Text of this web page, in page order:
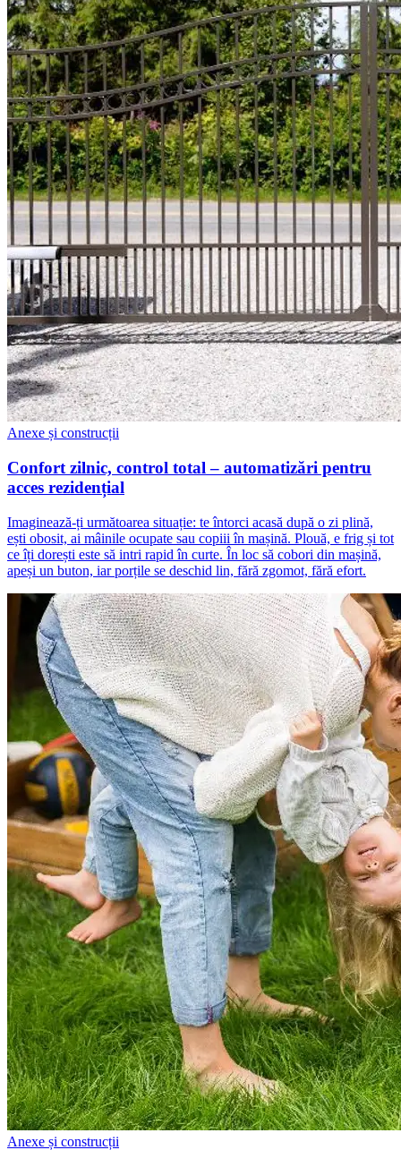
Anexe și construcții
Confort zilnic, control total – automatizări pentru
acces rezidențial
Imaginează-ți următoarea situație: te întorci acasă după o zi plină,
ești obosit, ai mâinile ocupate sau copiii în mașină. Plouă, e frig și tot
ce îți dorești este să intri rapid în curte. În loc să cobori din mașină,
apeși un buton, iar porțile se deschid lin, fără zgomot, fără efort.
Anexe și construcții